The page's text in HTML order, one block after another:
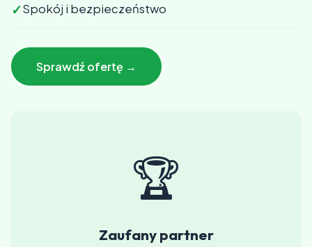
✓Spokój i bezpieczeństwo
Sprawdź ofertę →
🏆
Zaufany partner